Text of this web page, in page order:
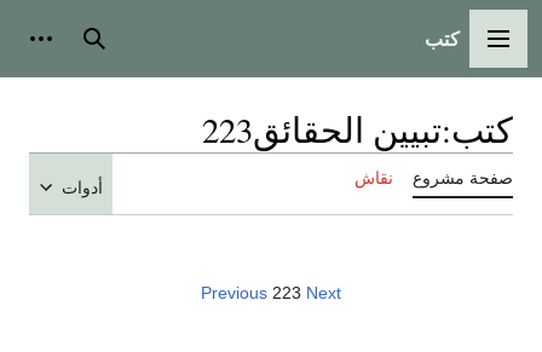
القائمة الرئيسية
كتب بحث
كتب:تبيين الحقائق223
صفحة مشروع نقاش أدوات
Previous 223 Next